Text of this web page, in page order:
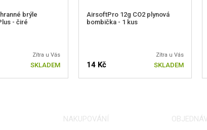
brýle
- čiré
Zítra u Vás
SKLADEM
AirsoftPro 12g CO2 plynová
bombička - 1 kus
Zítra u Vás
14 Kč SKLADEM
NAKUPOVÁNÍ